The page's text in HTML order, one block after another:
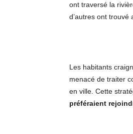
ont traversé la
d’autres ont trouvé
Les habitants
menacé de traiter
en ville. Cette
préféraient